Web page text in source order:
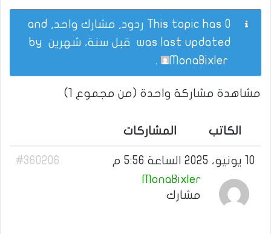
This topic has 0 ردود, مشارك واحد, and
was last updated قبل سنة، شهرين
MonaBixler
.
مشاهدة مشاركة واحدة (من مجموع 1)
الكاتب المشاركات
10 يونيو، 2025 الساعة 5:56 م
#360206
MonaBixler
مشارك